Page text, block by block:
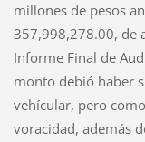
millones de pesos
357,998,278.00, de
Informe Final de
monto debió haber
vehícular, pero
voracidad, además